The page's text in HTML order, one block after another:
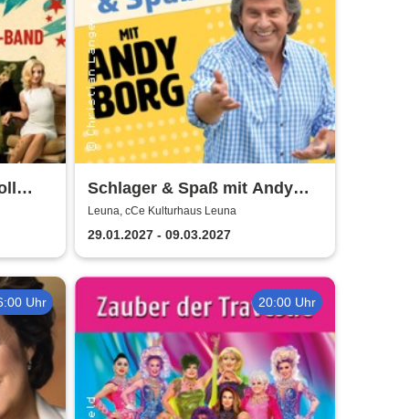
Schlager & Spaß mit Andy
Borg und Gästen
Leuna, cCe Kulturhaus Leuna
29.01.2027 - 09.03.2027
Uhr 20:00 Uhr